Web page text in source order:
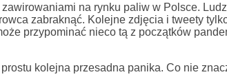
na rynku paliw w Polsce.
zabraknąć. Kolejne zdjęcia i tweety
przypominać nieco tą z początków
kolejna przesadna panika. Co nie